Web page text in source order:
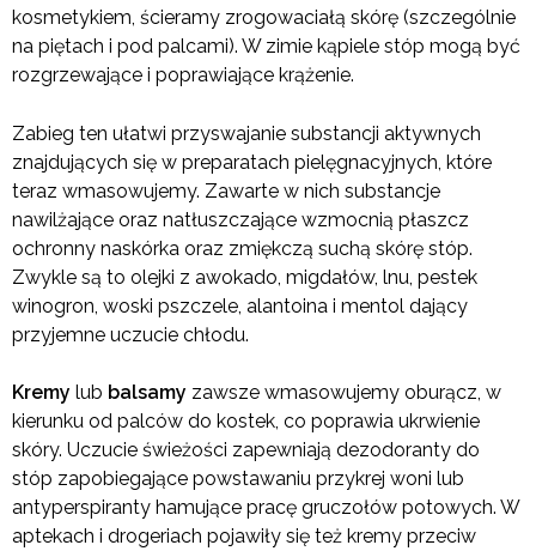
kosmetykiem, ścieramy zrogowaciałą skórę (szczególnie
na piętach i pod palcami). W zimie kąpiele stóp mogą być
rozgrzewające i poprawiające krążenie.
Zabieg ten ułatwi przyswajanie substancji aktywnych
znajdujących się w preparatach pielęgnacyjnych, które
teraz wmasowujemy. Zawarte w nich substancje
nawilżające oraz natłuszczające wzmocnią płaszcz
ochronny naskórka oraz zmiękczą suchą skórę stóp.
Zwykle są to olejki z awokado, migdałów, lnu, pestek
winogron, woski pszczele, alantoina i mentol dający
przyjemne uczucie chłodu.
Kremy lub balsamy zawsze wmasowujemy oburącz, w
kierunku od palców do kostek, co poprawia ukrwienie
skóry. Uczucie świeżości zapewniają dezodoranty do
stóp zapobiegające powstawaniu przykrej woni lub
antyperspiranty hamujące pracę gruczołów potowych. W
aptekach i drogeriach pojawiły się też kremy przeciw